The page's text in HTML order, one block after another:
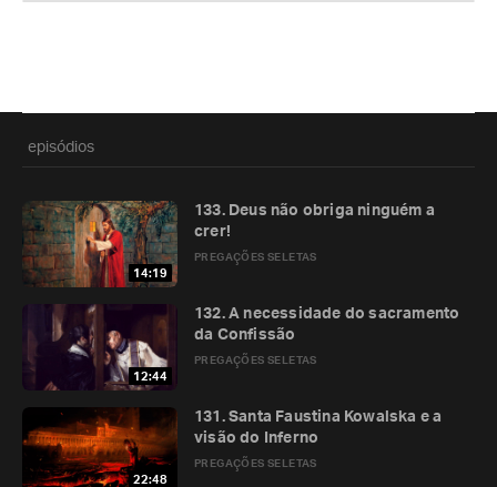
episódios
14:19
PREGAÇÕES SELETAS
133. Deus não obriga ninguém a
crer!
12:44
PREGAÇÕES SELETAS
132. A necessidade do sacramento
da Confissão
22:48
PREGAÇÕES SELETAS
131. Santa Faustina Kowalska e a
visão do Inferno